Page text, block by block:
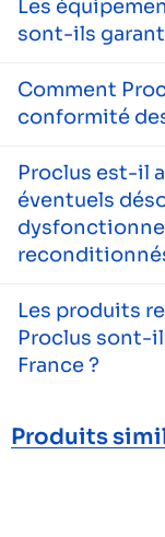
Les
sont-ils
Comment
conformité
Proclus est-il
éventuels
Les produits
Proclus sont-
France ?
Produits